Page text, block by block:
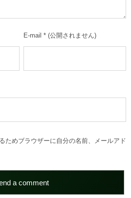
E-mail * (公開されません)
ためブラウザーに自分の名前、メールアド